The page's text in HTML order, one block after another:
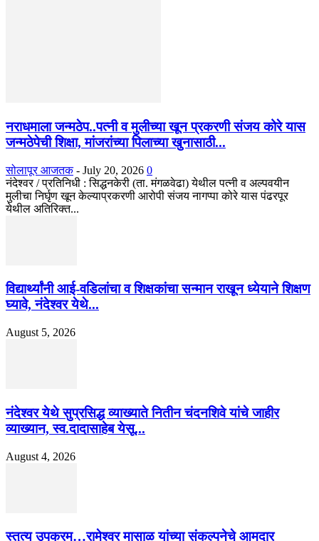
नराधमाला जन्मठेप..पत्नी व मुलीच्या खून प्रकरणी संजय कोरे यास
जन्मठेपेची शिक्षा, मांजरांच्या पिलाच्या खुनासाठी...
सोलापूर आजतक - July 20, 2026 0
नंदेश्वर / प्रतिनिधी : सिद्धनकेरी (ता. मंगळवेढा) येथील पत्नी व अल्पवयीन
मुलीचा निर्घृण खून केल्याप्रकरणी आरोपी संजय नागप्पा कोरे यास पंढरपूर
येथील अतिरिक्त...
विद्यार्थ्यांनी आई-वडिलांचा व शिक्षकांचा सन्मान राखून ध्येयाने शिक्षण
घ्यावे, नंदेश्वर येथे...
August 5, 2026
नंदेश्वर येथे सुप्रसिद्ध व्याख्याते नितीन चंदनशिवे यांचे जाहीर
व्याख्यान, स्व.दादासाहेब येसू...
August 4, 2026
स्तुत्य उपक्रम…रामेश्वर मासाळ यांच्या संकल्पनेचे आमदार